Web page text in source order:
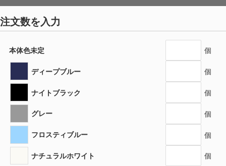
注文数を入力
本体色未定 個
ディープブルー 個
ナイトブラック 個
グレー 個
フロスティブルー 個
ナチュラルホワイト 個